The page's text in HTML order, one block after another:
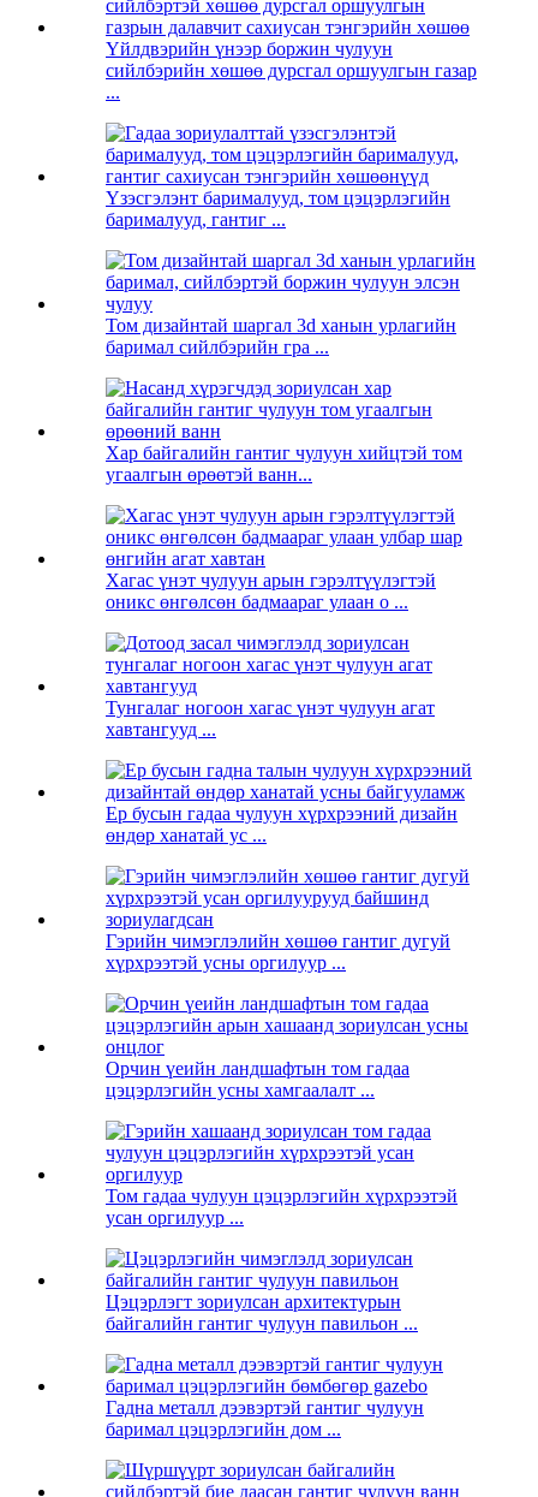
Үйлдвэрийн үнээр боржин чулуун
сийлбэрийн хөшөө дурсгал оршуулгын газар
...
Үзэсгэлэнт барималууд, том цэцэрлэгийн
барималууд, гантиг ...
Том дизайнтай шаргал 3d ханын урлагийн
баримал сийлбэрийн гра ...
Хар байгалийн гантиг чулуун хийцтэй том
угаалгын өрөөтэй ванн...
Хагас үнэт чулуун арын гэрэлтүүлэгтэй
оникс өнгөлсөн бадмаараг улаан o ...
Тунгалаг ногоон хагас үнэт чулуун агат
хавтангууд ...
Ер бусын гадаа чулуун хүрхрээний дизайн
өндөр ханатай ус ...
Гэрийн чимэглэлийн хөшөө гантиг дугуй
хүрхрээтэй усны оргилуур ...
Орчин үеийн ландшафтын том гадаа
цэцэрлэгийн усны хамгаалалт ...
Том гадаа чулуун цэцэрлэгийн хүрхрээтэй
усан оргилуур ...
Цэцэрлэгт зориулсан архитектурын
байгалийн гантиг чулуун павильон ...
Гадна металл дээвэртэй гантиг чулуун
баримал цэцэрлэгийн дом ...